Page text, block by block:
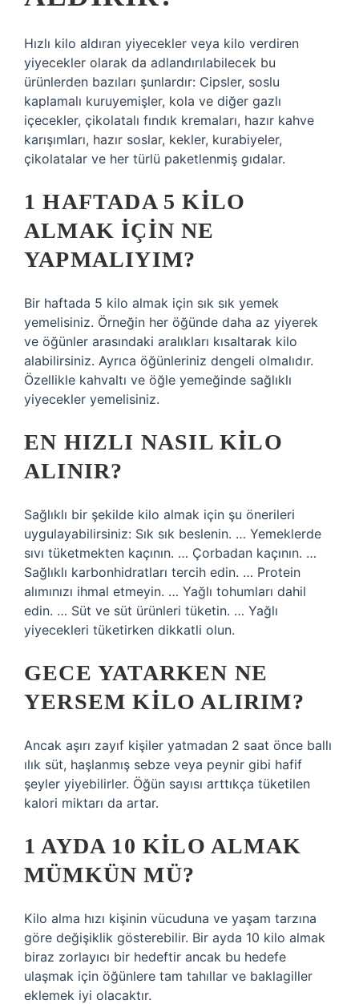
Hızlı kilo aldıran yiyecekler veya kilo verdiren
yiyecekler olarak da adlandırılabilecek bu
ürünlerden bazıları şunlardır: Cipsler, soslu
kaplamalı kuruyemişler, kola ve diğer gazlı
içecekler, çikolatalı fındık kremaları, hazır kahve
karışımları, hazır soslar, kekler, kurabiyeler,
çikolatalar ve her türlü paketlenmiş gıdalar.
1 HAFTADA 5 KILO
ALMAK IÇIN NE
YAPMALIYIM?
Bir haftada 5 kilo almak için sık sık yemek
yemelisiniz. Örneğin her öğünde daha az yiyerek
ve öğünler arasındaki aralıkları kısaltarak kilo
alabilirsiniz. Ayrıca öğünleriniz dengeli olmalıdır.
Özellikle kahvaltı ve öğle yemeğinde sağlıklı
yiyecekler yemelisiniz.
EN HIZLI NASIL KILO
ALINIR?
Sağlıklı bir şekilde kilo almak için şu önerileri
uygulayabilirsiniz: Sık sık beslenin. … Yemeklerde
sıvı tüketmekten kaçının. … Çorbadan kaçının. …
Sağlıklı karbonhidratları tercih edin. … Protein
alımınızı ihmal etmeyin. … Yağlı tohumları dahil
edin. … Süt ve süt ürünleri tüketin. … Yağlı
yiyecekleri tüketirken dikkatli olun.
GECE YATARKEN NE
YERSEM KILO ALIRIM?
Ancak aşırı zayıf kişiler yatmadan 2 saat önce ballı
ılık süt, haşlanmış sebze veya peynir gibi hafif
şeyler yiyebilirler. Öğün sayısı arttıkça tüketilen
kalori miktarı da artar.
1 AYDA 10 KILO ALMAK
MÜMKÜN MÜ?
Kilo alma hızı kişinin vücuduna ve yaşam tarzına
göre değişiklik gösterebilir. Bir ayda 10 kilo almak
biraz zorlayıcı bir hedeftir ancak bu hedefe
ulaşmak için öğünlere tam tahıllar ve baklagiller
eklemek iyi olacaktır.